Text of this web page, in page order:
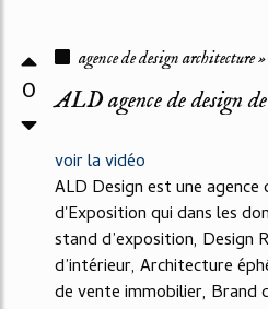
0
agence de design architecture »
ALD agence de design
voir la vidéo
ALD Design est une agence
d'Exposition qui dans les
stand d’exposition, Design
d’intérieur, Architecture
de vente immobilier, Brand